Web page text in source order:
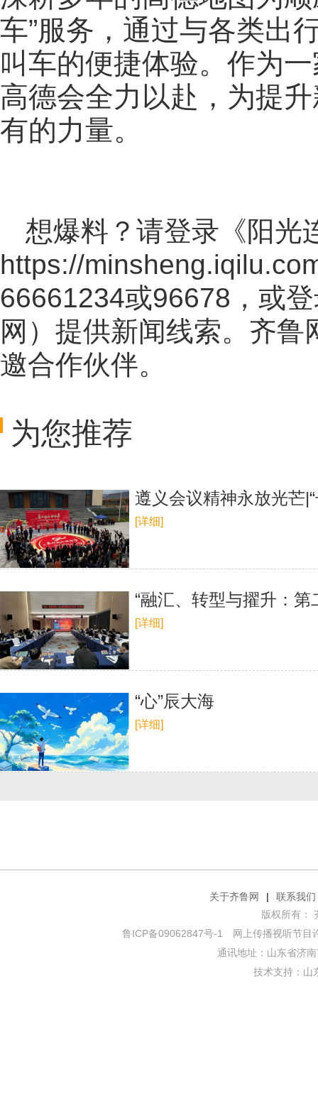
车”服务，通过与各类出
叫车的便捷体验。作为
高德会全力以赴，为提
有的力量。
想爆料？请登录《阳光
https://
66661234或96678，或
网 ）提供新闻线索。齐鲁
邀合作伙伴。
为您推荐
遵义会议精神永放光芒
[详细]
“融汇、转型与擢升：
[详细]
“心”辰大海
[详细]
关于齐鲁网 |
联系我们
版权所有：
鲁ICP备09062847号-1
网上传播视听节目
通讯地址：山东省济
技术支持： 山